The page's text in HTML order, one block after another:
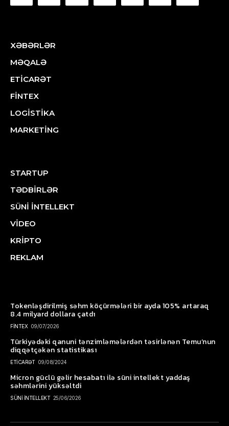
XƏBƏRLƏR
MƏQALƏ
ETİCARƏT
FİNTEX
LOGİSTİKA
MARKETİNG
STARTUP
TƏDBİRLƏR
SÜNİ İNTELLEKT
VİDEO
KRİPTO
REKLAM
Tokenləşdirilmiş səhm köçürmələri bir ayda 105% artaraq
8.4 milyard dollara çatdı
FİNTEX 09/07/2026
Türkiyədəki qanuni tənzimləmələrdən təsirlənən Temu’nun
diqqətçəkən statistikası
ETİCARƏT 09/08/2024
Micron güclü gəlir hesabatı ilə süni intellekt yaddaş
səhmlərini yüksəltdi
SÜNİ İNTELLEKT 25/06/2026